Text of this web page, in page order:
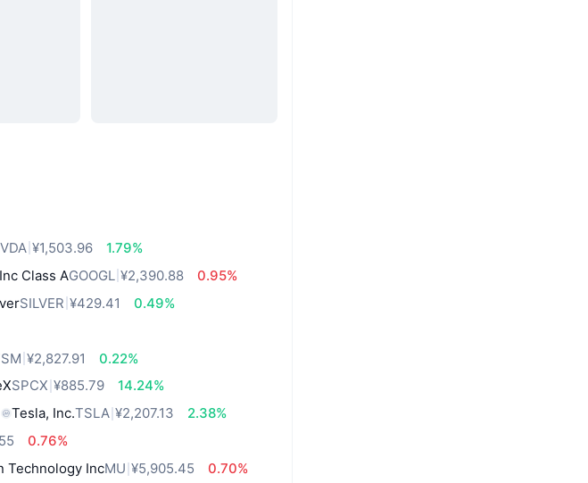
¥1,503.96
1.79%
Class AGOOGL ¥2,390.88
0.95%
SILVER ¥429.41
0.49%
¥2,827.91
0.22%
SPCX ¥885.79
14.24%
Tesla, Inc.TSLA ¥2,207.13
2.38%
0.76%
Technology IncMU ¥5,905.45 0.70%